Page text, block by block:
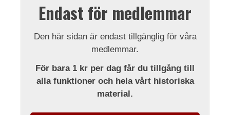
Endast för medlemmar
Den här sidan är endast tillgänglig för våra
medlemmar.
För bara 1 kr per dag får du tillgång till
alla funktioner och hela vårt historiska
material.